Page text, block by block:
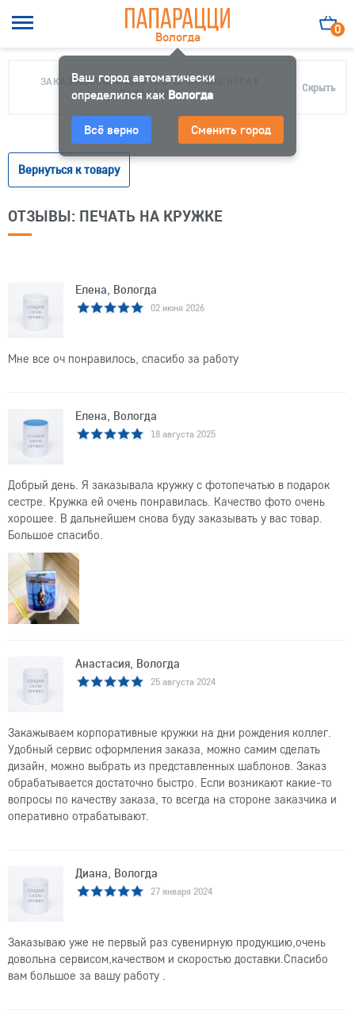
Вологда
Ваш город автоматически
определился как Вологда
Всё верно Сменить город
0
ЗАКАЗ МОЖНО ЗАБРАТЬ В 10 ФОТОЦЕНТРАХ
ПАПАРАЦЦИ
Скрыть
Вернуться к товару
ОТЗЫВЫ: ПЕЧАТЬ НА КРУЖКЕ
Елена, Вологда
02 июня 2026
Мне все оч понравилось, спасибо за работу
Елена, Вологда
18 августа 2025
Добрый день. Я заказывала кружку с фотопечатью в подарок
сестре. Кружка ей очень понравилась. Качество фото очень
хорошее. В дальнейшем снова буду заказывать у вас товар.
Большое спасибо.
Анастасия, Вологда
25 августа 2024
Закажываем корпоративные кружки на дни рождения коллег.
Удобный сервис оформления заказа, можно самим сделать
дизайн, можно выбрать из представленных шаблонов. Заказ
обрабатывается достаточно быстро. Если возникают какие-то
вопросы по качеству заказа, то всегда на стороне заказчика и
оперативно отрабатывают.
Диана, Вологда
27 января 2024
Заказываю уже не первый раз сувенирную продукцию,очень
довольна сервисом,качеством и скоростью доставки.Спасибо
вам большое за вашу работу .